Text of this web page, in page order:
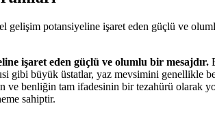
gelişim potansiyeline işaret eden güçlü ve
işaret eden güçlü ve olumlu bir mesajdır.
büyük üstatlar, yaz mevsimini genellikle
ve benliğin tam ifadesinin bir tezahürü olarak
sahiptir.